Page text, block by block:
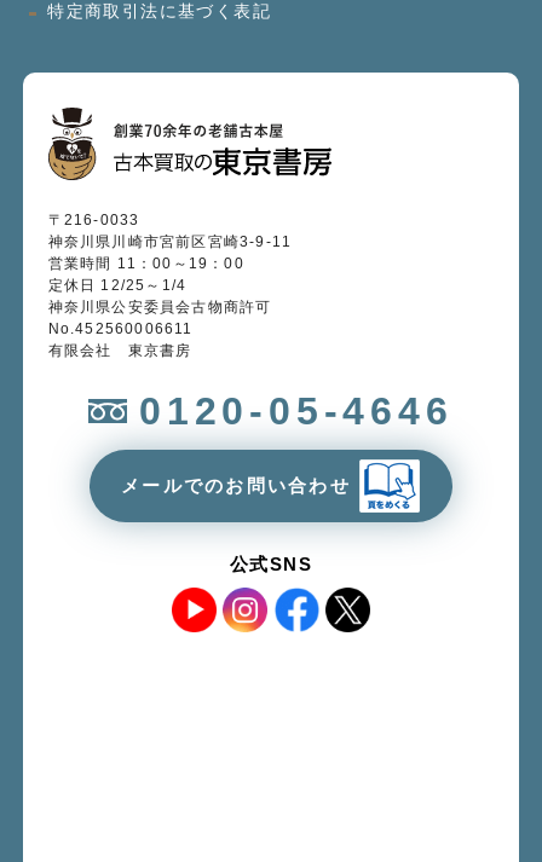
特定商取引法に基づく表記
〒216-0033
神奈川県川崎市宮前区宮崎3-9-11
営業時間 11：00～19：00
定休日 12/25～1/4
神奈川県公安委員会古物商許可
No.452560006611
有限会社 東京書房
0120-05-4646
メールでのお問い合わせ
公式SNS